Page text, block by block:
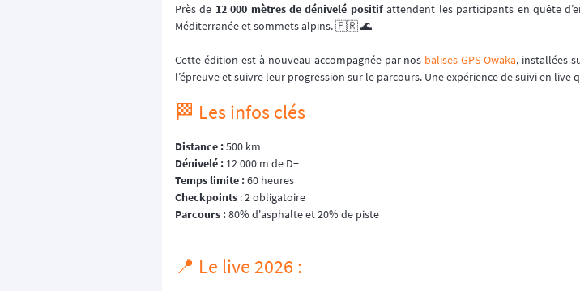
Près de 12 000 mètres de dénivelé positifattendent les participants en quête
Méditerranée et sommets alpins. 🇫🇷 🌊
Cette édition est à nouveau accompagnée par nos balises GPS Owaka, installées
l’épreuve et suivre leur progression sur le parcours. Une expérience de suivi en
🏁 Les infos clés
Distance :500 km
Dénivelé : 12 000 m de D+
Temps limite :60 heures
Checkpoints : 2 obligatoire
Parcours :80% d'asphalte et 20% de piste
📍 Le live 2026 :